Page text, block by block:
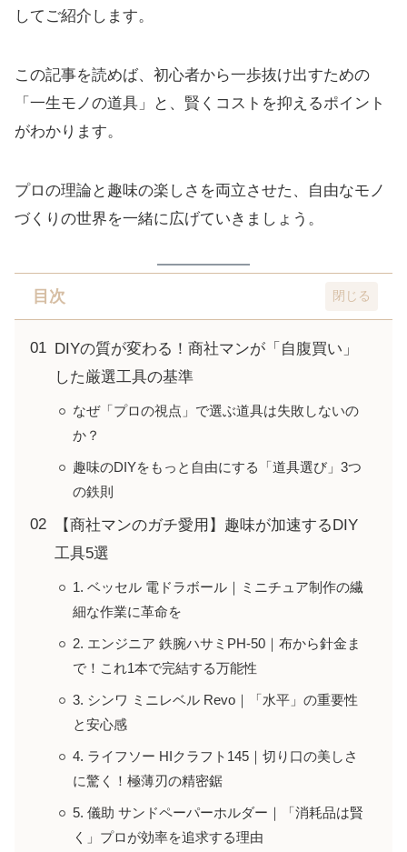
してご紹介します。
この記事を読めば、初心者から一歩抜け出すための
「一生モノの道具」と、賢くコストを抑えるポイント
がわかります。
プロの理論と趣味の楽しさを両立させた、自由なモノ
づくりの世界を一緒に広げていきましょう。
目次
DIYの質が変わる！商社マンが「自腹買い」
した厳選工具の基準
なぜ「プロの視点」で選ぶ道具は失敗しないの
か？
趣味のDIYをもっと自由にする「道具選び」3つ
の鉄則
【商社マンのガチ愛用】趣味が加速するDIY
工具5選
1. ベッセル 電ドラボール｜ミニチュア制作の繊
細な作業に革命を
2. エンジニア 鉄腕ハサミPH-50｜布から針金ま
で！これ1本で完結する万能性
3. シンワ ミニレベル Revo｜「水平」の重要性
と安心感
4. ライフソー HIクラフト145｜切り口の美しさ
に驚く！極薄刃の精密鋸
5. 儀助 サンドペーパーホルダー｜「消耗品は賢
く」プロが効率を追求する理由